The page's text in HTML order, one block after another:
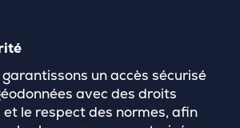
garantissons un accès sécurisé
avec des droits
et le respect des normes, afin